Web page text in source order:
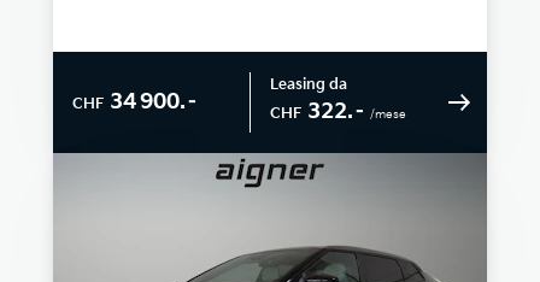
CHF 34 900.–
Leasing da
CHF 322.– /mese